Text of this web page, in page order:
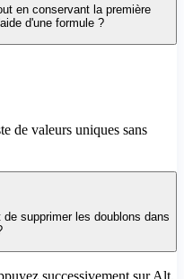
en conservant la première
d'une formule ?
de valeurs uniques sans
supprimer les doublons dans